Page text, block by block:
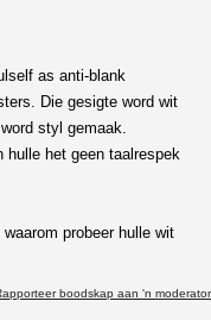
as anti-blank
Die gesigte word wit
styl gemaak.
hulle het geen taalrespek
probeer hulle wit
boodskap aan 'n moderator